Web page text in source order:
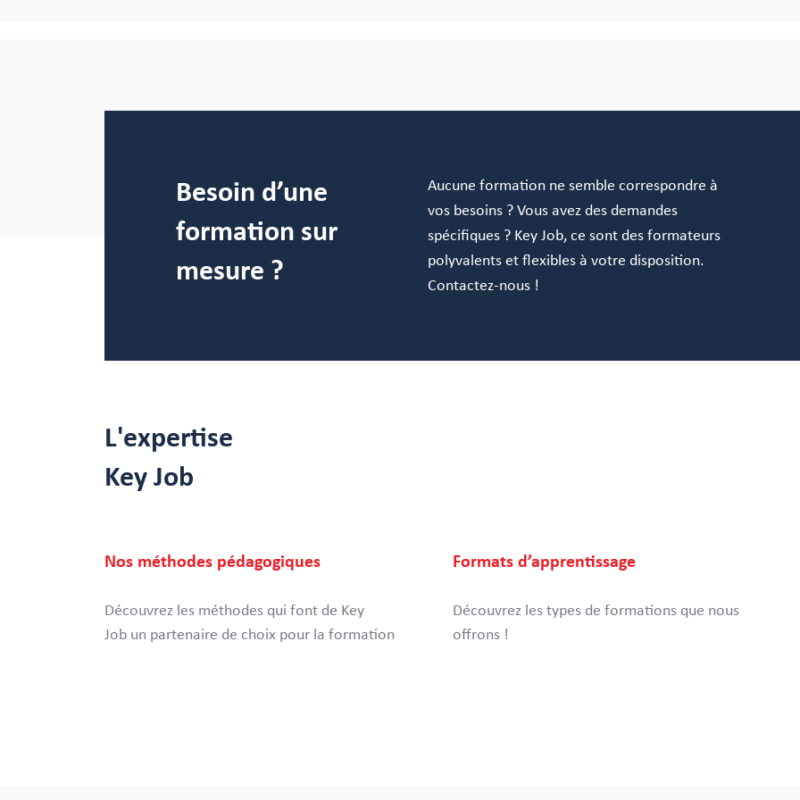
Besoin d’une
formation sur
mesure ?
Aucune formation ne semble correspondre à
vos besoins ? Vous avez des demandes
spécifiques ? Key Job, ce sont des formateurs
polyvalents et flexibles à votre disposition.
Contactez-nous !
L'expertise
Key Job
Nos méthodes pédagogiques
Découvrez les méthodes qui font de Key
Job un partenaire de choix pour la formation
Formats d’apprentissage
Découvrez les types de formations que nous
offrons !